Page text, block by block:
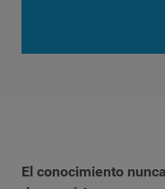
El conocimiento